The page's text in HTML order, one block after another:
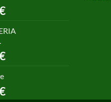
El
actual
250,00 €.
El
499,00 €.
El
precio